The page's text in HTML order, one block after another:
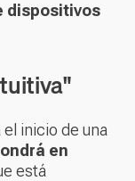
dispositivos
inicio de una
en
está